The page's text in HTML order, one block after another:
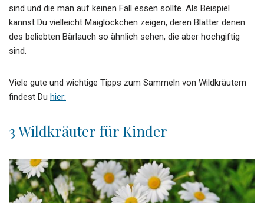
sind und die man auf keinen Fall essen sollte. Als Beispiel
kannst Du vielleicht Maiglöckchen zeigen, deren Blätter denen
des beliebten Bärlauch so ähnlich sehen, die aber hochgiftig
sind.
Viele gute und wichtige Tipps zum Sammeln von Wildkräutern
findest Du hier:
3 Wildkräuter für Kinder